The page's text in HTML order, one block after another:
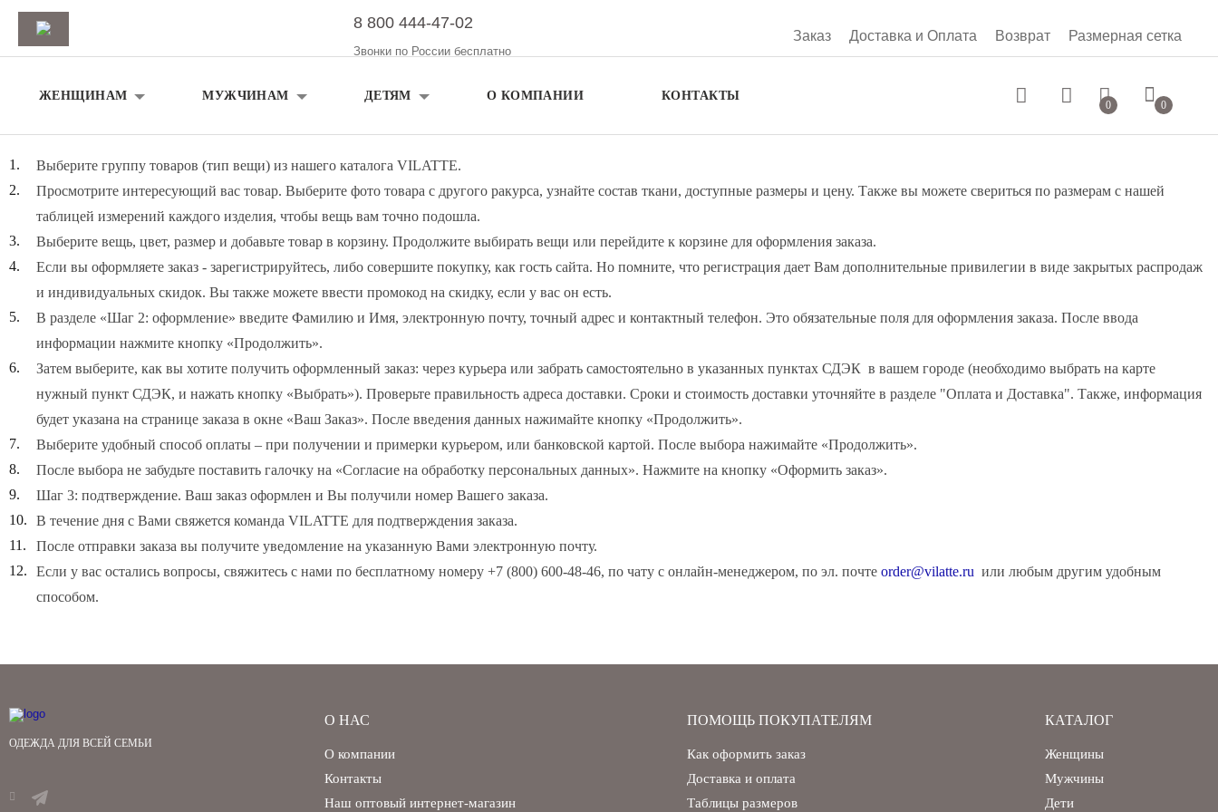
8 800 444-47-02
Звонки по России бесплатно
Заказ Доставка и Оплата Возврат Размерная сетка
ЖЕНЩИНАМ МУЖЧИНАМ ДЕТЯМ О КОМПАНИИ КОНТАКТЫ
Регистрация
0 0
0 руб.
Выберите группу товаров (тип вещи) из нашего каталога VILATTE.
Просмотрите интересующий вас товар. Выберите фото товара с другого ракурса, узнайте состав ткани, доступные размеры и цену. Также вы можете свериться по размерам с нашей
таблицей измерений каждого изделия, чтобы вещь вам точно подошла.
Выберите вещь, цвет, размер и добавьте товар в корзину. Продолжите выбирать вещи или перейдите к корзине для оформления заказа.
Если вы оформляете заказ - зарегистрируйтесь, либо совершите покупку, как гость сайта. Но помните, что регистрация дает Вам дополнительные привилегии в виде закрытых распродаж
и индивидуальных скидок. Вы также можете ввести промокод на скидку, если у вас он есть.
В разделе «Шаг 2: оформление» введите Фамилию и Имя, электронную почту, точный адрес и контактный телефон. Это обязательные поля для оформления заказа. После ввода
информации нажмите кнопку «Продолжить».
Затем выберите, как вы хотите получить оформленный заказ: через курьера или забрать самостоятельно в указанных пунктах СДЭК в вашем городе (необходимо выбрать на карте
нужный пункт СДЭК, и нажать кнопку «Выбрать»). Проверьте правильность адреса доставки. Сроки и стоимость доставки уточняйте в разделе "Оплата и Доставка". Также, информация
будет указана на странице заказа в окне «Ваш Заказ». После введения данных нажимайте кнопку «Продолжить».
Выберите удобный способ оплаты – при получении и примерки курьером, или банковской картой. После выбора нажимайте «Продолжить».
После выбора не забудьте поставить галочку на «Согласие на обработку персональных данных». Нажмите на кнопку «Оформить заказ».
Шаг 3: подтверждение. Ваш заказ оформлен и Вы получили номер Вашего заказа.
В течение дня с Вами свяжется команда VILATTE для подтверждения заказа.
После отправки заказа вы получите уведомление на указанную Вами электронную почту.
Если у вас остались вопросы, свяжитесь с нами по бесплатному номеру +7 (800) 600-48-46, по чату с онлайн-менеджером, по эл. почте order@vilatte.ru или любым другим удобным
способом.
ОДЕЖДА ДЛЯ ВСЕЙ СЕМЬИ
О НАС
О компании
Контакты
Наш оптовый интернет-магазин
ПОМОЩЬ ПОКУПАТЕЛЯМ
Как оформить заказ
Доставка и оплата
Таблицы размеров
КАТАЛОГ
Женщины
Мужчины
Дети